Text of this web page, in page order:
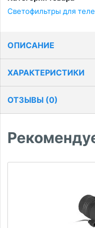
Светофильтры для
ОПИСАНИЕ
ХАРАКТЕРИСТИКИ
ОТЗЫВЫ (0)